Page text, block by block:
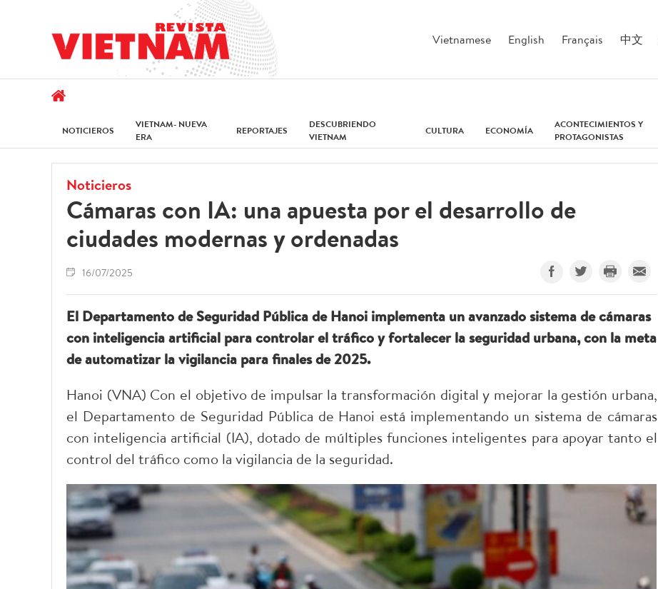
Vietnamese English Français 中文
NOTICIEROS
VIETNAM- NUEVA
ERA
REPORTAJES
DESCUBRIENDO
VIETNAM
CULTURA ECONOMÍA
ACONTECIMIENTOS Y
PROTAGONISTAS
Noticieros
Cámaras con IA: una apuesta por el desarrollo de
ciudades modernas y ordenadas
16/07/2025
El Departamento de Seguridad Pública de Hanoi implementa un avanzado sistema de cámaras
con inteligencia artificial para controlar el tráfico y fortalecer la seguridad urbana, con la meta
de automatizar la vigilancia para finales de 2025.
Hanoi (VNA) Con el objetivo de impulsar la transformación digital y mejorar la gestión urbana,
el Departamento de Seguridad Pública de Hanoi está implementando un sistema de cámaras
con inteligencia artificial (IA), dotado de múltiples funciones inteligentes para apoyar tanto el
control del tráfico como la vigilancia de la seguridad.